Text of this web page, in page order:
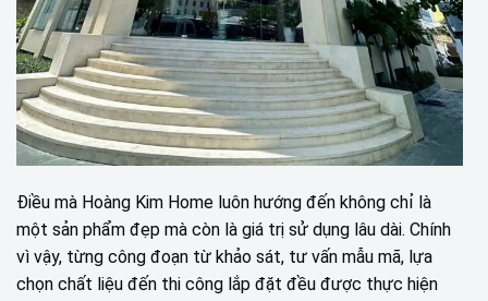
Điều mà Hoàng Kim Home luôn hướng đến không chỉ là
một sản phẩm đẹp mà còn là giá trị sử dụng lâu dài. Chính
vì vậy, từng công đoạn từ khảo sát, tư vấn mẫu mã, lựa
chọn chất liệu đến thi công lắp đặt đều được thực hiện